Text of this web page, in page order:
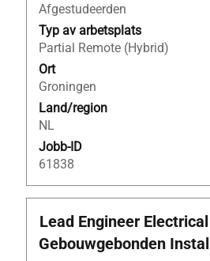
Afgestudeerden
Typ av arbetsplats
Partial Remote (Hybrid)
Ort
Groningen
Land/region
NL
Jobb-ID
61838
visa
allt
innehåll
i
jobbeskrivningen.
Titel
Lead Engineer
Gebouwgebonden
Klicka
på
blankstegstangenten